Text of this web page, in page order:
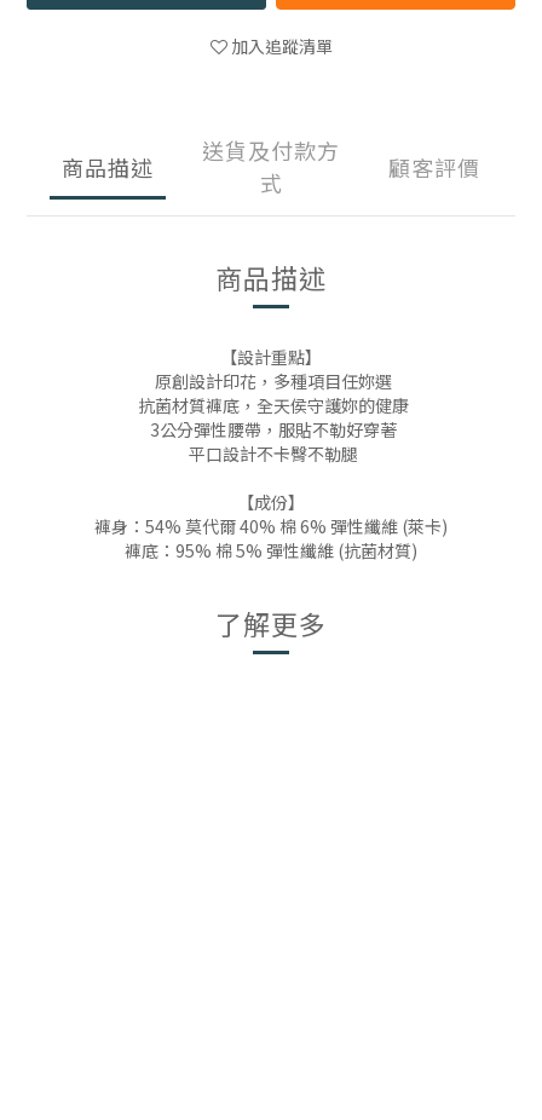
加入追蹤清單
商品描述
送貨及付款方
式
顧客評價
商品描述
【設計重點】
原創設計印花，多種項目任妳選
抗菌材質褲底，全天侯守護妳的健康
3公分彈性腰帶，服貼不勒好穿著
平口設計不卡臀不勒腿
【成份】
褲身：54% 莫代爾 40% 棉 6% 彈性纖維 (萊卡)
褲底：95% 棉 5% 彈性纖維 (抗菌材質)
了解更多